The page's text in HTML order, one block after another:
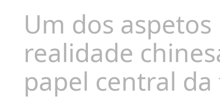
Um dos
realidade
papel central